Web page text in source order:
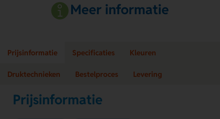
Meer informatie
Prijsinformatie Specificaties Kleuren
Druktechnieken Bestelproces Levering
Prijsinformatie